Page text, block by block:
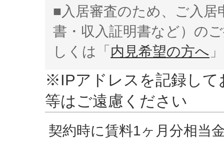
■入居審査のため、ご入居
書・収入証明書など）の
しくは「 内見希望の方へ
※IPアドレスを記録して
等はご遠慮ください
契約時に賃料1ヶ月分相当